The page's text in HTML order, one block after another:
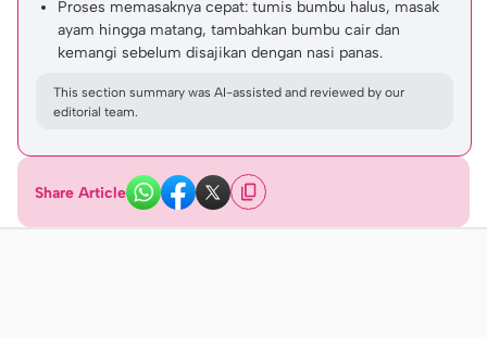
Proses memasaknya cepat: tumis bumbu halus, masak
ayam hingga matang, tambahkan bumbu cair dan
kemangi sebelum disajikan dengan nasi panas.
This section summary was AI-assisted and reviewed by our
editorial team.
Share Article